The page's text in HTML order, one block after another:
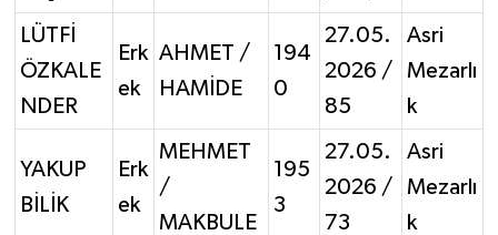
LÜTFİ
ÖZKALE
NDER
Erk
ek
AHMET /
HAMİDE
194
0
27.05.
2026 /
85
Asri
Mezarlı
k
YAKUP
BİLİK
Erk
ek
MEHMET
/
MAKBULE
195
3
27.05.
2026 /
73
Asri
Mezarlı
k